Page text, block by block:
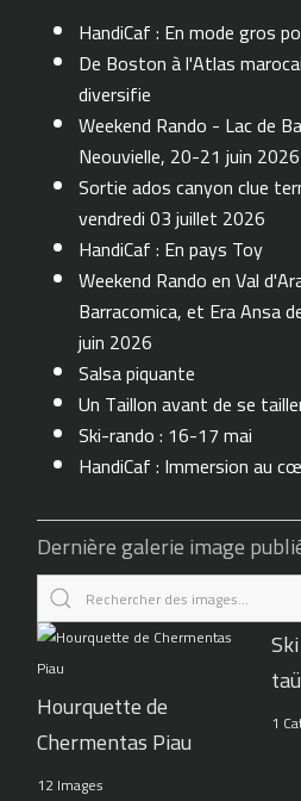
HandiCaf : En mode gros
De Boston à l'Atlas
diversifie
Weekend Rando - Lac de
Neouvielle, 20-21 juin 2026
Sortie ados canyon clue
vendredi 03 juillet 2026
HandiCaf : En pays Toy
Weekend Rando en Val
Barracomica, et Era Ansa
juin 2026
Salsa piquante
Un Taillon avant de se
Ski-rando : 16-17 mai
HandiCaf : Immersion au
Dernière galerie image
Hourquette de
Chermentas Piau
12 Images
1